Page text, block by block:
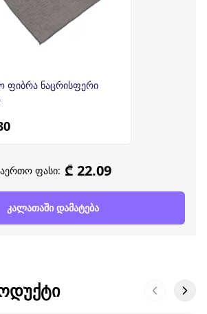
ფიბრა ნაცრისფერი
ფასი: ₾ 22.09
კალათაში დამატება